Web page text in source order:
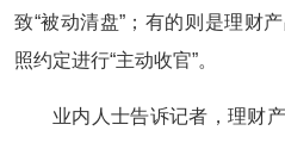
致“被动清盘”；有的则是理财
照约定进行“主动收官”。
业内人士告诉记者，理财